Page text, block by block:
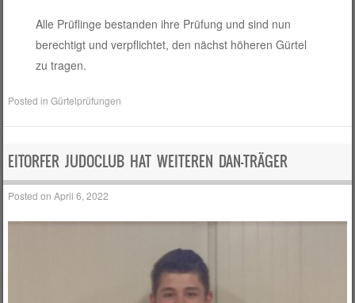
Alle Prüflinge bestanden ihre Prüfung und sind nun
berechtigt und verpflichtet, den nächst höheren Gürtel
zu tragen.
Posted inGürtelprüfungen
EITORFER JUDOCLUB HAT WEITEREN DAN-TRÄGER
Posted onApril 6, 2022